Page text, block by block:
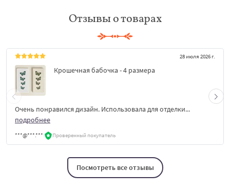
Отзывы о товарах
28 июля 2026 г.
Крошечная бабочка - 4 размера
Очень понравился дизайн. Использовала для отделки...
подробнее
***@***.*** Проверенный покупатель
Посмотреть все отзывы